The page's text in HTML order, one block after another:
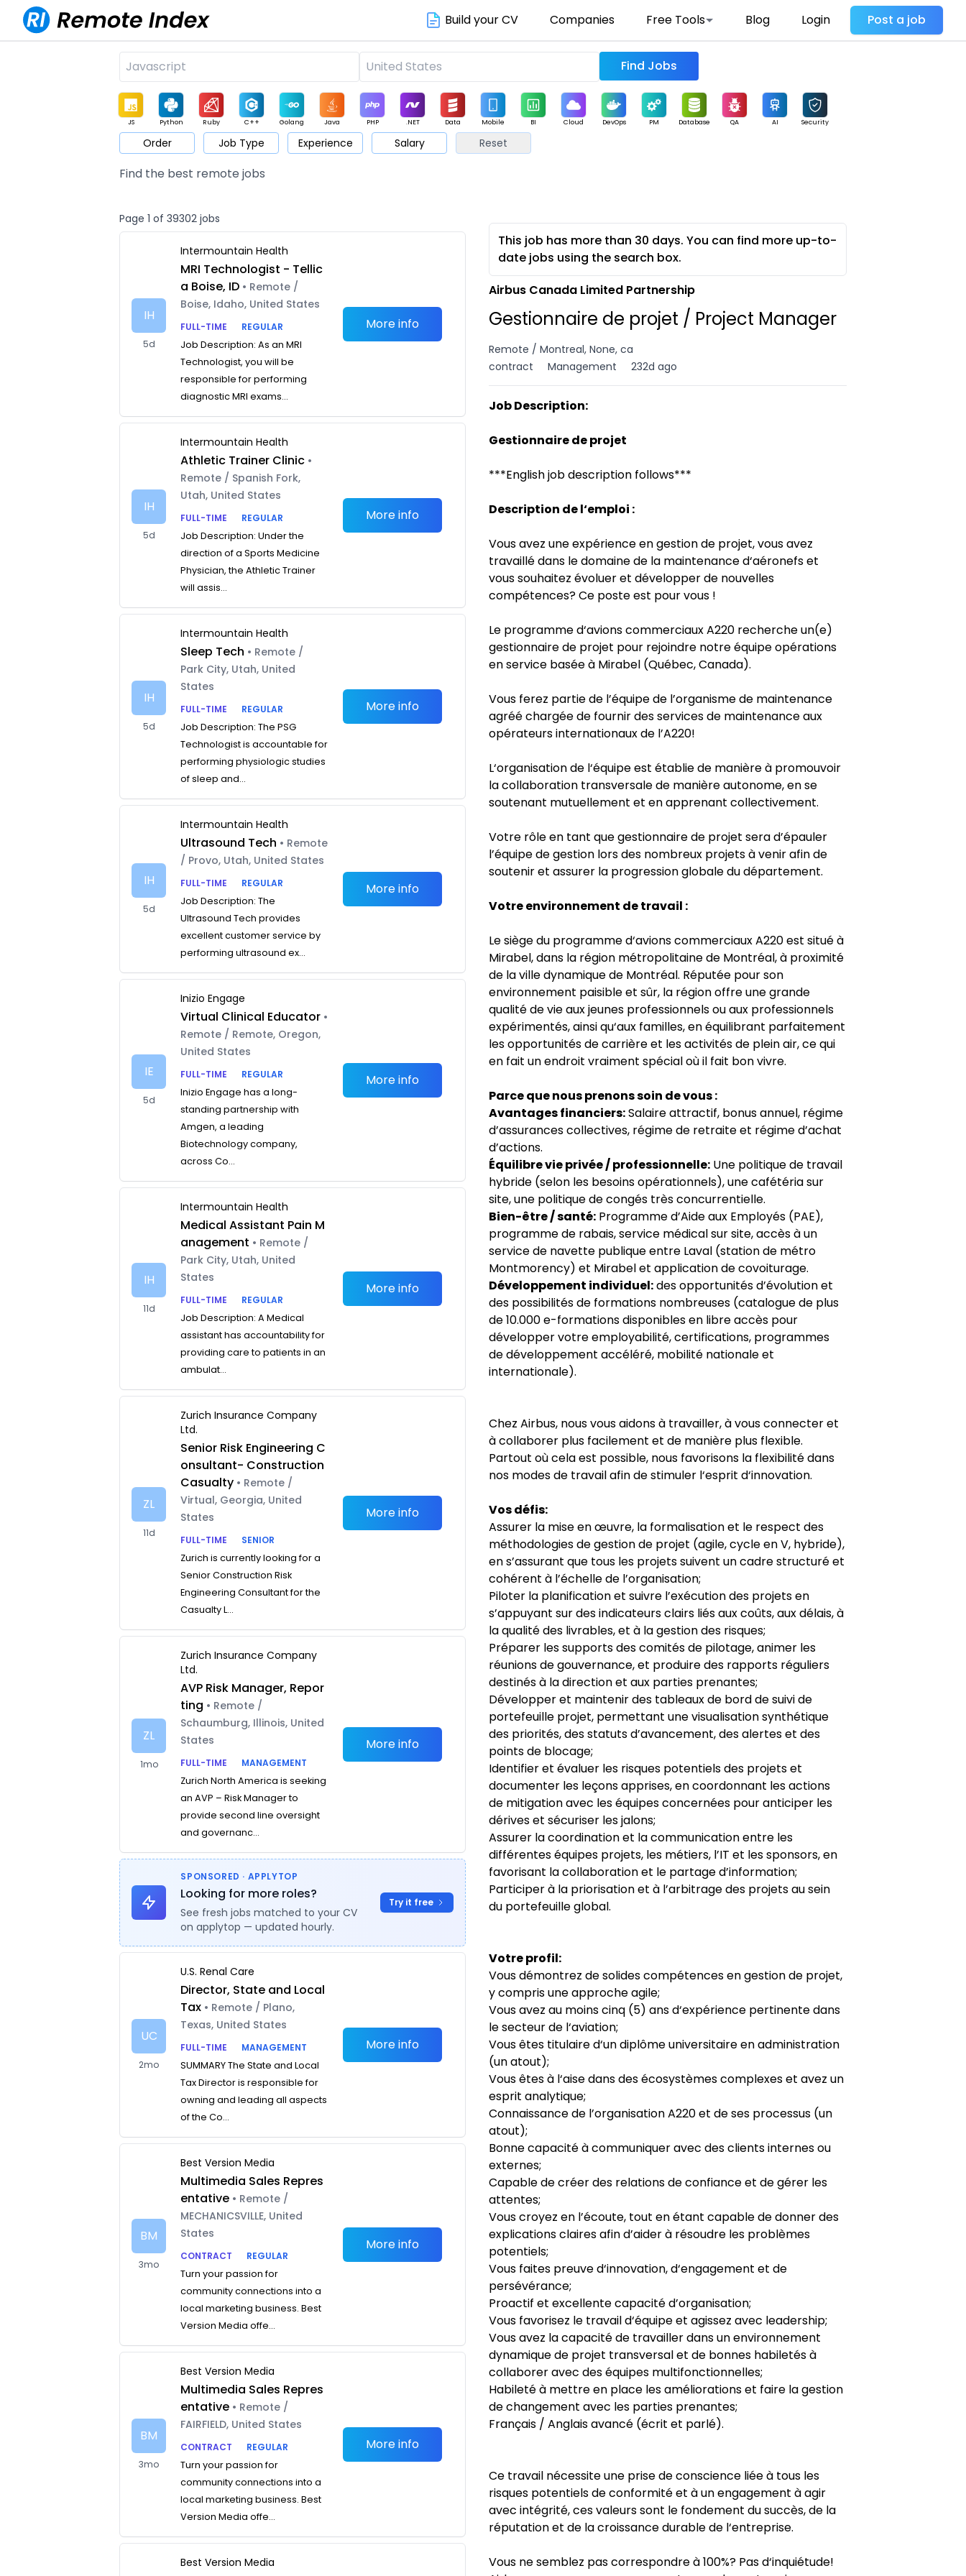
Build your CV Companies Free Tools Blog Login Post a job
Find Jobs
JS Python Ruby C++ Golang Java PHP .NET Data Mobile BI Cloud DevOps PM Database QA AI Security
Game Web3 UI / UX Architect Product Marketing Support Sales
Order Job Type Experience Salary Reset
Find the best remote jobs
Page 1 of 39302 jobs
IH
5d
Intermountain Health
MRI Technologist - Tellic
a Boise, ID • Remote /
Boise, Idaho, United States
FULL-TIME
REGULAR
Job Description: As an MRI
Technologist, you will be
responsible for performing
diagnostic MRI exams...
More info
IH
5d
Intermountain Health
Athletic Trainer Clinic •
Remote / Spanish Fork,
Utah, United States
FULL-TIME
REGULAR
Job Description: Under the
direction of a Sports Medicine
Physician, the Athletic Trainer
will assis...
More info
IH
5d
Intermountain Health
Sleep Tech • Remote /
Park City, Utah, United
States
FULL-TIME
REGULAR
Job Description: The PSG
Technologist is accountable for
performing physiologic studies
of sleep and...
More info
IH
5d
Intermountain Health
Ultrasound Tech • Remote
/ Provo, Utah, United States
FULL-TIME
REGULAR
Job Description: The
Ultrasound Tech provides
excellent customer service by
performing ultrasound ex...
More info
IE
5d
Inizio Engage
Virtual Clinical Educator •
Remote / Remote, Oregon,
United States
FULL-TIME
REGULAR
Inizio Engage has a long-
standing partnership with
Amgen, a leading
Biotechnology company,
across Co...
More info
IH
11d
Intermountain Health
Medical Assistant Pain M
anagement • Remote /
Park City, Utah, United
States
FULL-TIME
REGULAR
Job Description: A Medical
assistant has accountability for
providing care to patients in an
ambulat...
More info
ZL
11d
Zurich Insurance Company
Ltd.
Senior Risk Engineering C
onsultant- Construction
Casualty • Remote /
Virtual, Georgia, United
States
FULL-TIME
SENIOR
Zurich is currently looking for a
Senior Construction Risk
Engineering Consultant for the
Casualty L...
More info
ZL
1mo
Zurich Insurance Company
Ltd.
AVP Risk Manager, Repor
ting • Remote /
Schaumburg, Illinois, United
States
FULL-TIME
MANAGEMENT
Zurich North America is seeking
an AVP – Risk Manager to
provide second line oversight
and governanc...
More info
SPONSORED · APPLYTOP
Looking for more roles?
See fresh jobs matched to your CV
on applytop — updated hourly.
Try it free
UC
2mo
U.S. Renal Care
Director, State and Local
Tax • Remote / Plano,
Texas, United States
FULL-TIME
MANAGEMENT
SUMMARY The State and Local
Tax Director is responsible for
owning and leading all aspects
of the Co...
More info
BM
3mo
Best Version Media
Multimedia Sales Repres
entative • Remote /
MECHANICSVILLE, United
States
CONTRACT
REGULAR
Turn your passion for
community connections into a
local marketing business. Best
Version Media offe...
More info
BM
3mo
Best Version Media
Multimedia Sales Repres
entative • Remote /
FAIRFIELD, United States
CONTRACT
REGULAR
Turn your passion for
community connections into a
local marketing business. Best
Version Media offe...
More info
Best Version Media
This job has more than 30 days. You can find more up-to-
date jobs using the search box.
Airbus Canada Limited Partnership
Gestionnaire de projet / Project Manager
Remote / Montreal, None, ca
contract
Management 232d ago
Job Description:
Gestionnaire de projet
***English job description follows***
Description de l‘emploi :
Vous avez une expérience en gestion de projet, vous avez
travaillé dans le domaine de la maintenance d‘aéronefs et
vous souhaitez évoluer et développer de nouvelles
compétences? Ce poste est pour vous !
Le programme d‘avions commerciaux A220 recherche un(e)
gestionnaire de projet pour rejoindre notre équipe opérations
en service basée à Mirabel (Québec, Canada).
Vous ferez partie de l’équipe de l’organisme de maintenance
agréé chargée de fournir des services de maintenance aux
opérateurs internationaux de l’A220!
L‘organisation de l‘équipe est établie de manière à promouvoir
la collaboration transversale de manière autonome, en se
soutenant mutuellement et en apprenant collectivement.
Votre rôle en tant que gestionnaire de projet sera d’épauler
l’équipe de gestion lors des nombreux projets à venir afin de
soutenir et assurer la progression globale du département.
Votre environnement de travail :
Le siège du programme d‘avions commerciaux A220 est situé à
Mirabel, dans la région métropolitaine de Montréal, à proximité
de la ville dynamique de Montréal. Réputée pour son
environnement paisible et sûr, la région offre une grande
qualité de vie aux jeunes professionnels ou aux professionnels
expérimentés, ainsi qu‘aux familles, en équilibrant parfaitement
les opportunités de carrière et les activités de plein air, ce qui
en fait un endroit vraiment spécial où il fait bon vivre.
Parce que nous prenons soin de vous :
Avantages financiers:Salaire attractif, bonus annuel, régime
d’assurances collectives, régime de retraite et régime d’achat
d’actions.
Équilibre vie privée / professionnelle: Une politique de travail
hybride (selon les besoins opérationnels), une cafétéria sur
site, une politique de congés très concurrentielle.
Bien-être / santé: Programme d’Aide aux Employés (PAE),
programme de rabais, service médical sur site, accès à un
service de navette publique entre Laval (station de métro
Montmorency) et Mirabel et application de covoiturage.
Développement individuel:des opportunités d’évolution et
des possibilités de formations nombreuses (catalogue de plus
de 10.000 e-formations disponibles en libre accès pour
développer votre employabilité, certifications, programmes
de développement accéléré, mobilité nationale et
internationale).
Chez Airbus, nous vous aidons à travailler, à vous connecter et
à collaborer plus facilement et de manière plus flexible.
Partout où cela est possible, nous favorisons la flexibilité dans
nos modes de travail afin de stimuler l‘esprit d‘innovation.
Vos défis:
Assurer la mise en œuvre, la formalisation et le respect des
méthodologies de gestion de projet (agile, cycle en V, hybride),
en s’assurant que tous les projets suivent un cadre structuré et
cohérent à l’échelle de l’organisation;
Piloter la planification et suivre l’exécution des projets en
s’appuyant sur des indicateurs clairs liés aux coûts, aux délais, à
la qualité des livrables, et à la gestion des risques;
Préparer les supports des comités de pilotage, animer les
réunions de gouvernance, et produire des rapports réguliers
destinés à la direction et aux parties prenantes;
Développer et maintenir des tableaux de bord de suivi de
portefeuille projet, permettant une visualisation synthétique
des priorités, des statuts d’avancement, des alertes et des
points de blocage;
Identifier et évaluer les risques potentiels des projets et
documenter les leçons apprises, en coordonnant les actions
de mitigation avec les équipes concernées pour anticiper les
dérives et sécuriser les jalons;
Assurer la coordination et la communication entre les
différentes équipes projets, les métiers, l’IT et les sponsors, en
favorisant la collaboration et le partage d’information;
Participer à la priorisation et à l’arbitrage des projets au sein
du portefeuille global.
Votre profil:
Vous démontrez de solides compétences en gestion de projet,
y compris une approche agile;
Vous avez au moins cinq (5) ans d‘expérience pertinente dans
le secteur de l‘aviation;
Vous êtes titulaire d‘un diplôme universitaire en administration
(un atout);
Vous êtes à l‘aise dans des écosystèmes complexes et avez un
esprit analytique;
Connaissance de l’organisation A220 et de ses processus (un
atout);
Bonne capacité à communiquer avec des clients internes ou
externes;
Capable de créer des relations de confiance et de gérer les
attentes;
Vous croyez en l’écoute, tout en étant capable de donner des
explications claires afin d’aider à résoudre les problèmes
potentiels;
Vous faites preuve d‘innovation, d‘engagement et de
persévérance;
Proactif et excellente capacité d’organisation;
Vous favorisez le travail d‘équipe et agissez avec leadership;
Vous avez la capacité de travailler dans un environnement
dynamique de projet transversal et de bonnes habiletés à
collaborer avec des équipes multifonctionnelles;
Habileté à mettre en place les améliorations et faire la gestion
de changement avec les parties prenantes;
Français / Anglais avancé (écrit et parlé).
Ce travail nécessite une prise de conscience liée à tous les
risques potentiels de conformité et à un engagement à agir
avec intégrité, ces valeurs sont le fondement du succès, de la
réputation et de la croissance durable de l‘entreprise.
Vous ne semblez pas correspondre à 100%? Pas d‘inquiétude!